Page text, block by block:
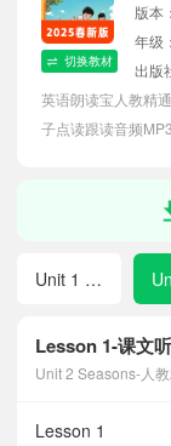
切换教材
版本：
年级：
出版
英语朗读宝人教精
子点读跟读音频
Lesson 1-课文
Unit 2 Seasons-人
Lesson 1
Unit 1 Playtime